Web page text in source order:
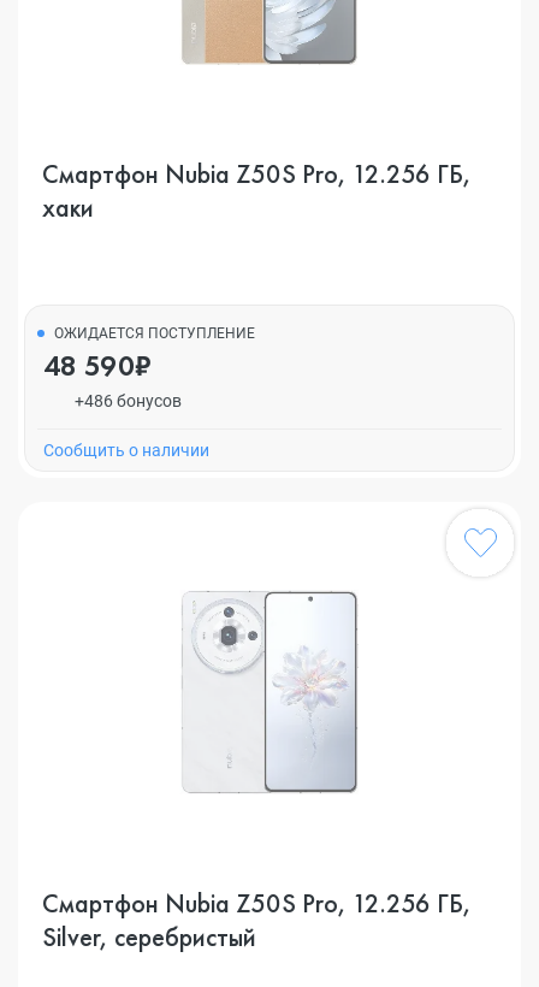
Смартфон Nubia Z50S Pro, 12.256 ГБ,
хаки
ОЖИДАЕТСЯ ПОСТУПЛЕНИЕ
48 590₽
+486 бонусов
Cообщить о наличии
Смартфон Nubia Z50S Pro, 12.256 ГБ,
Silver, серебристый